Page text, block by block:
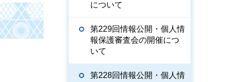
について
第229回情報公開・個人情
報保護審査会の開催につ
いて
第228回情報公開・個人情